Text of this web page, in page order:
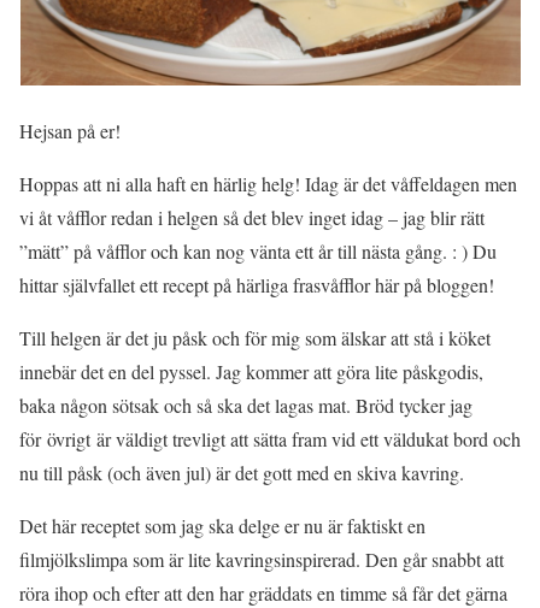
Hejsan på er!
Hoppas att ni alla haft en härlig helg! Idag är det våffeldagen men
vi åt våfflor redan i helgen så det blev inget idag – jag blir rätt
”mätt” på våfflor och kan nog vänta ett år till nästa gång. : ) Du
hittar självfallet ett recept på härliga frasvåfflor här på bloggen!
Till helgen är det ju påsk och för mig som älskar att stå i köket
innebär det en del pyssel. Jag kommer att göra lite påskgodis,
baka någon sötsak och så ska det lagas mat. Bröd tycker jag
för övrigt är väldigt trevligt att sätta fram vid ett väldukat bord och
nu till påsk (och även jul) är det gott med en skiva kavring.
Det här receptet som jag ska delge er nu är faktiskt en
filmjölkslimpa som är lite kavringsinspirerad. Den går snabbt att
röra ihop och efter att den har gräddats en timme så får det gärna